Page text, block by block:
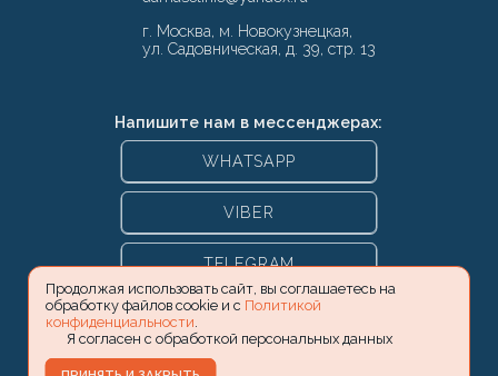
Продолжая использовать сайт, вы соглашаетесь на
обработку файлов cookie и с Политикой
конфиденциальности
Я согласен с обработкой персональных данных
г. Москва, м. Новокузнецкая,
ул. Садовническая, д. 39, стр. 13
Напишите нам в мессенджерах:
WHATSAPP
VIBER
TELEGRAM